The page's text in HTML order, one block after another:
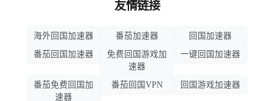
友情链接
海外回国加速器 番茄加速器
回国加速器
番茄回国加速器
免费回国游戏加
速器
一键回国加速器
番茄免费回国加
速器
番茄回国VPN 回国游戏加速器